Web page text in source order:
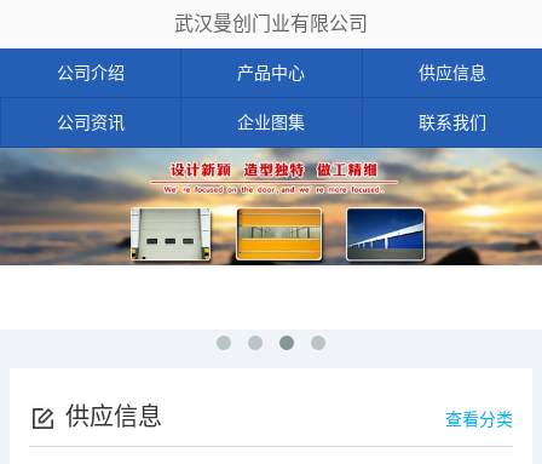
武汉曼创门业有限公司
公司介绍 产品中心 供应信息
公司资讯 企业图集 联系我们
供应信息 查看分类